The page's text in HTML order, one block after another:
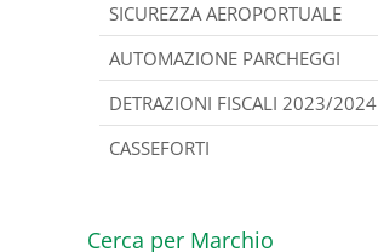
SICUREZZA AEROPORTUALE
AUTOMAZIONE PARCHEGGI
DETRAZIONI FISCALI 2023/2024
CASSEFORTI
Cerca per Marchio